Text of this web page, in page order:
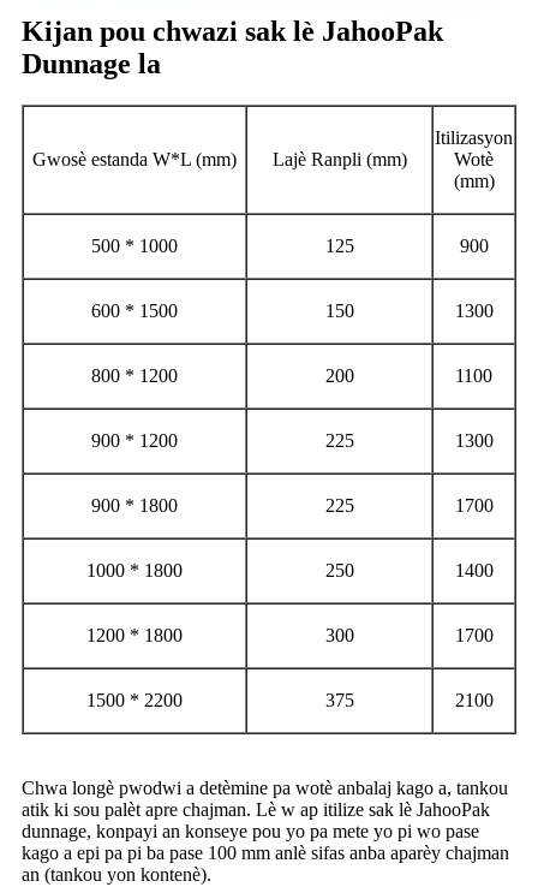
Kijan pou chwazi sak lè JahooPak
Dunnage la
Gwosè estanda W*L (mm) Lajè Ranpli (mm)
Itilizasyon
Wotè
(mm)
500 * 1000 125 900
600 * 1500 150 1300
800 * 1200 200 1100
900 * 1200 225 1300
900 * 1800 225 1700
1000 * 1800 250 1400
1200 * 1800 300 1700
1500 * 2200 375 2100
Chwa longè pwodwi a detèmine pa wotè anbalaj kago a, tankou
atik ki sou palèt apre chajman. Lè w ap itilize sak lè JahooPak
dunnage, konpayi an konseye pou yo pa mete yo pi wo pase
kago a epi pa pi ba pase 100 mm anlè sifas anba aparèy chajman
an (tankou yon kontenè).